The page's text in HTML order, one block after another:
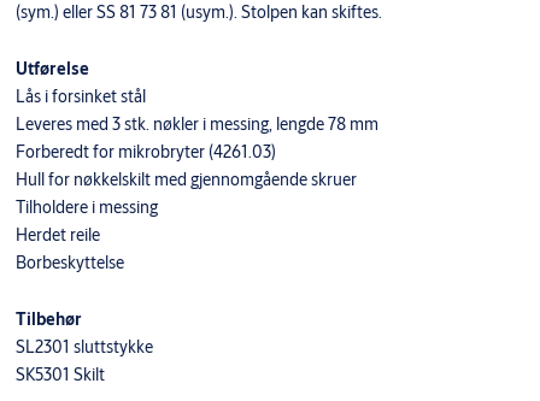
(sym.) eller SS 81 73 81 (usym.). Stolpen kan skiftes.
Utførelse
Lås i forsinket stål
Leveres med 3 stk. nøkler i messing, lengde 78 mm
Forberedt for mikrobryter (4261.03)
Hull for nøkkelskilt med gjennomgående skruer
Tilholdere i messing
Herdet reile
Borbeskyttelse
Tilbehør
SL2301 sluttstykke
SK5301 Skilt